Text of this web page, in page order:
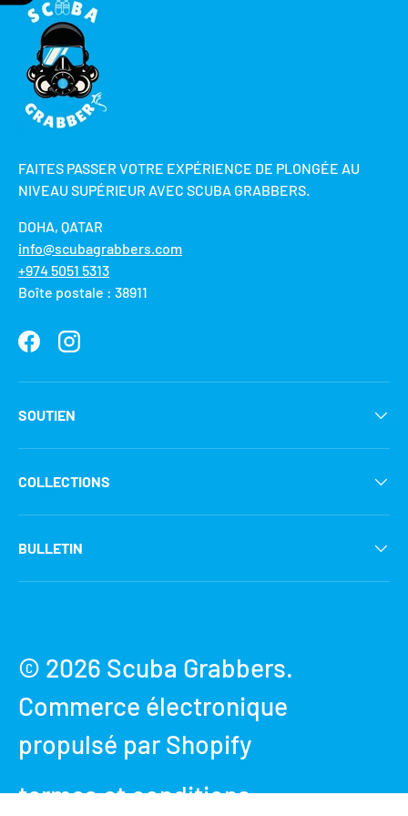
FAITES PASSER VOTRE EXPÉRIENCE DE PLONGÉE AU
NIVEAU SUPÉRIEUR AVEC SCUBA GRABBERS.
DOHA, QATAR
info@scubagrabbers.com
+974 5051 5313
Boîte postale : 38911
FacebookInstagram
SOUTIEN
COLLECTIONS
BULLETIN
© 2026 Scuba Grabbers.
Commerce électronique
propulsé par Shopify
termes et conditions